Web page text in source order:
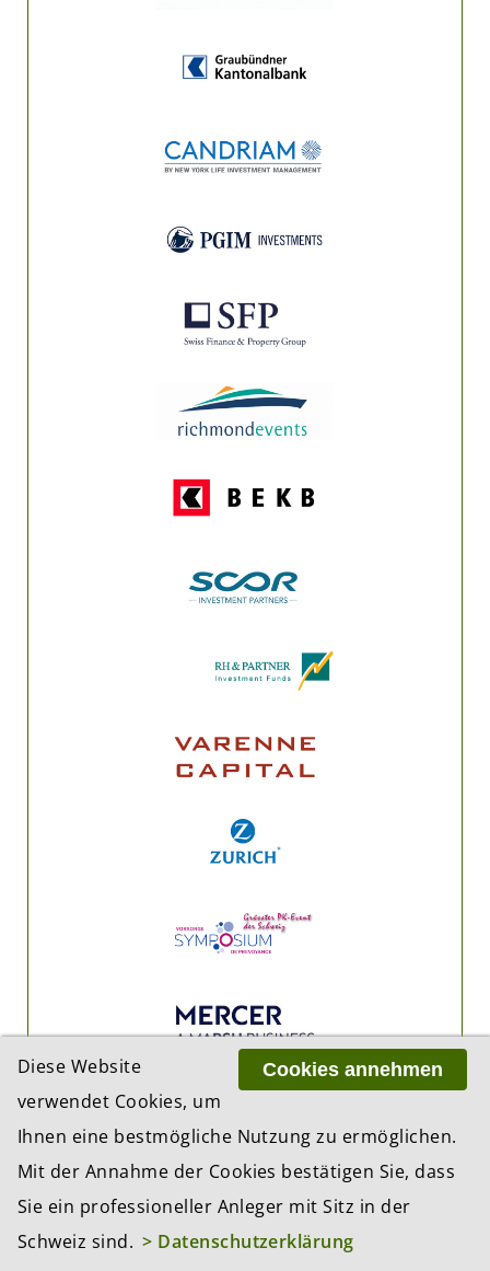
Cookies annehmen
Diese Website
verwendet Cookies, um
Ihnen eine bestmögliche Nutzung zu ermöglichen.
Mit der Annahme der Cookies bestätigen Sie, dass
Sie ein professioneller Anleger mit Sitz in der
Schweiz sind. > Datenschutzerklärung